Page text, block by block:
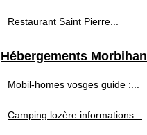
Restaurant Saint Pierre...
Hébergements Morbihan
Mobil-homes vosges guide :...
Camping lozère informations...